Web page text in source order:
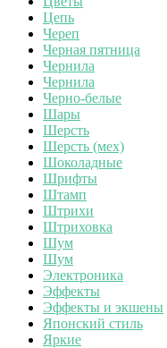
Цепь
Череп
Черная пятница
Чернила
Чернила
Черно-белые
Шары
Шерсть
Шерсть (мех)
Шоколадные
Шрифты
Штамп
Штрихи
Штриховка
Шум
Шум
Электроника
Эффекты
Эффекты и экшены
Японский стиль
Яркие